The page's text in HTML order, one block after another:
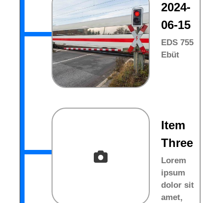
2024-
06-15
EDS 755
Ebüt
Item
Three
Lorem
ipsum
dolor sit
amet,